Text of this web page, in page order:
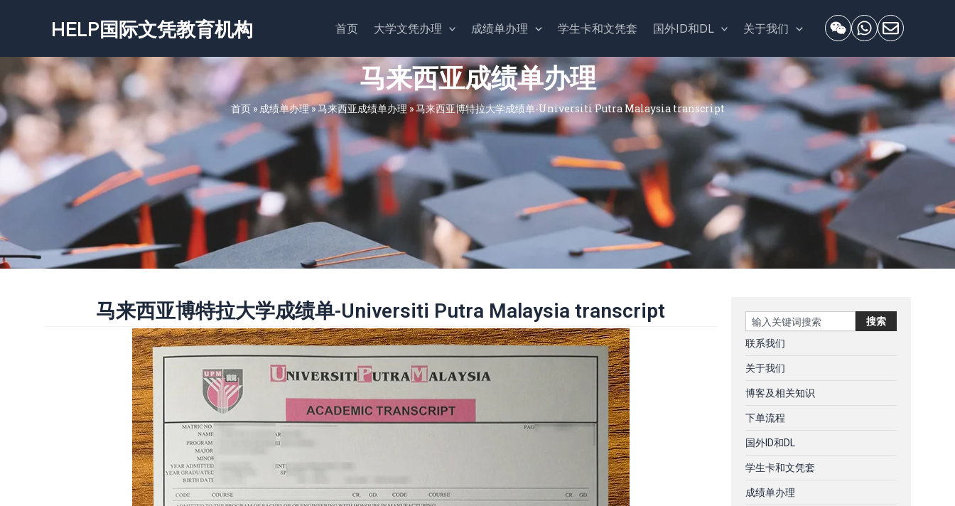
容
HELP国际文凭教育机构 首页 大学文凭办理 成绩单办理 学生卡和文凭套 国外ID和DL 关于我们
马来西亚成绩单办理
首页» 成绩单办理»马来西亚成绩单办理»马来西亚博特拉大学成绩单-Universiti Putra Malaysia transcript
马来西亚博特拉大学成绩单-Universiti Putra Malaysia transcript Search 搜索
联系我们
关于我们
博客及相关知识
下单流程
国外ID和DL
学生卡和文凭套
成绩单办理